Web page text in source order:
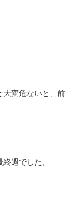
大変危ないと、前
週でした。